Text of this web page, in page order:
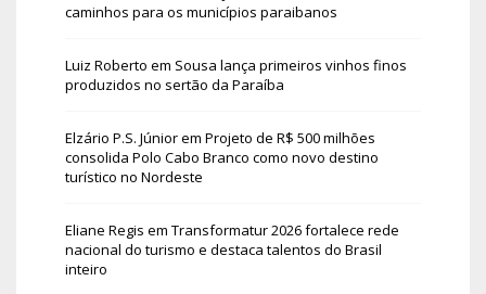
caminhos para os municípios paraibanos
Luiz Roberto em Sousa lança primeiros vinhos finos
produzidos no sertão da Paraíba
Elzário P.S. Júniorem Projeto de R$ 500 milhões
consolida Polo Cabo Branco como novo destino
turístico no Nordeste
Eliane Regis em Transformatur 2026 fortalece rede
nacional do turismo e destaca talentos do Brasil
inteiro